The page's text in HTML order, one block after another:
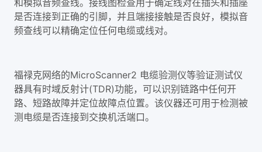
是否连接到正确的引脚，并且端接接触是否良好，模拟音
频查线可以精确定位任何电缆或线对。
福禄克网络的MicroScanner2 电缆验测仪等验证测试仪
器具有时域反射计(TDR)功能，可以识别链路中任何开
路、短路故障并定位故障点位置。该仪器还可用于检测被
测电缆是否连接到交换机活端口。